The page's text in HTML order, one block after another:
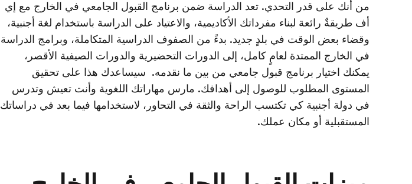
من أنك على قدر التحدي. تعد الدراسة ضمن برنامج القبول الجامعي في الخارج مع إي
أف طريقةٌ رائعة لبناء مفرداتك الأكاديمية، والاعتياد على الدراسة باستخدام لغة أجنبية،
وقضاء بعض الوقت في بلدٍ جديد. بدءً من الصفوف الدراسية المتكاملة، وبرامج الدراسة
في الخارج الممتدة لعامٍ كامل، إلى الدورات التحضيرية والدورات الصيفية الأقصر،
يمكنك اختيار برنامج قبول جامعي من بين ما نقدمه. سيساعدك هذا على تحقيق
المستوى المطلوب للوصول إلى أهدافك. مارس مهاراتك اللغوية وأنت تعيش وتدرس
في دولة أجنبية كي تكتسب الراحة والثقة في التحاور، لاستخدامها فيما بعد في دراساتك
المستقبلية أو مكان عملك.